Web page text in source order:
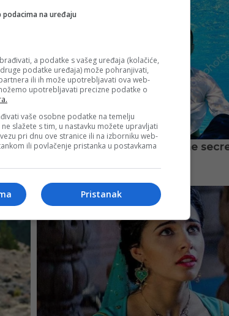
na uređaju
a podatke s vašeg uređaja (kolačiće,
podatke uređaja) može pohranjivati,
ili ih može upotrebljavati ova web-
upotrebljavati precizne podatke o
vaše osobne podatke na temelju
slažete s tim, u nastavku možete upravljati
pri dnu ove stranice ili na izborniku web-
ili povlačenje pristanka u postavkama
Pristanak